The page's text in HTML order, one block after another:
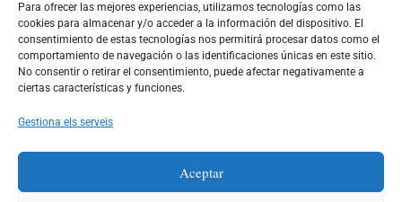
Para ofrecer las mejores experiencias, utilizamos tecnologías como las
cookies para almacenar y/o acceder a la información del dispositivo. El
consentimiento de estas tecnologías nos permitirá procesar datos como el
comportamiento de navegación o las identificaciones únicas en este sitio.
No consentir o retirar el consentimiento, puede afectar negativamente a
ciertas características y funciones.
Gestiona els serveis
Aceptar
Política de privadesa
Política de cookies
CONTACTE
08227 Terrassa (Barcelona)